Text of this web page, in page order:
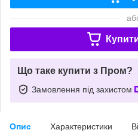
Що таке купити з Пром?
Замовлення під захистом
Опис Характеристики